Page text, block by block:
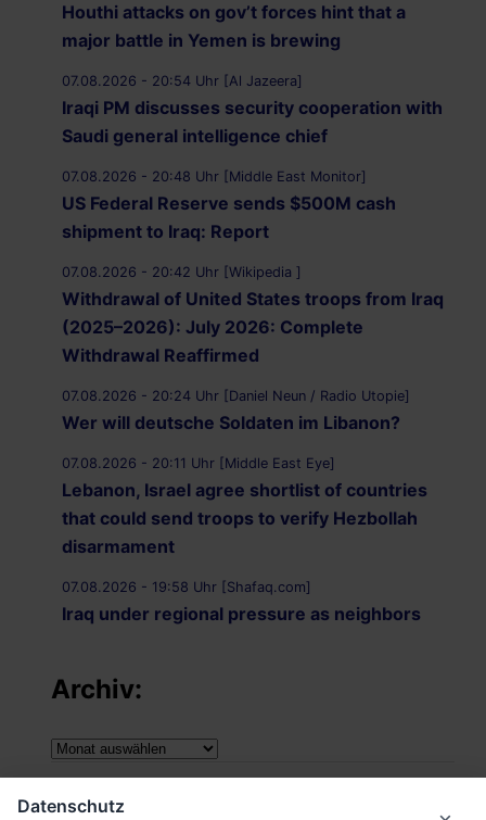
Houthi attacks on gov’t forces hint that a
major battle in Yemen is brewing
07.08.2026 - 20:54 Uhr [Al Jazeera]
Iraqi PM discusses security cooperation with
Saudi general intelligence chief
07.08.2026 - 20:48 Uhr [Middle East Monitor]
US Federal Reserve sends $500M cash
shipment to Iraq: Report
07.08.2026 - 20:42 Uhr [Wikipedia ]
Withdrawal of United States troops from Iraq
(2025–2026): July 2026: Complete
Withdrawal Reaffirmed
07.08.2026 - 20:24 Uhr [Daniel Neun / Radio Utopie]
Wer will deutsche Soldaten im Libanon?
07.08.2026 - 20:11 Uhr [Middle East Eye]
Lebanon, Israel agree shortlist of countries
that could send troops to verify Hezbollah
disarmament
07.08.2026 - 19:58 Uhr [Shafaq.com]
Iraq under regional pressure as neighbors
07.08.2026 - 19:49 Uhr [Middle East Eye]
attacks by Iraqi groups and Yemen‘s Houthis
07.08.2026 - 19:43 Uhr [Middle East Monitor]
‘Attack on one is attack on all’: Saudi Arabia,
Archiv:
Archiv:
Impressum
Datenschutz